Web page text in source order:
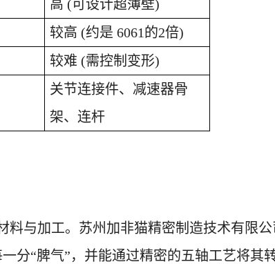
高 (可设计超薄壁)
较高 (约是 6061的2倍)
较难 (需控制变形)
关节连接件、减速器骨
架、连杆
料与加工。 苏州加非猫精密制造技术有限公
一分“脾气”，并能通过精密的五轴工艺将